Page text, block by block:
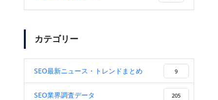
カテゴリー
SEO最新ニュース・トレンドまとめ 9
SEO業界調査データ 205